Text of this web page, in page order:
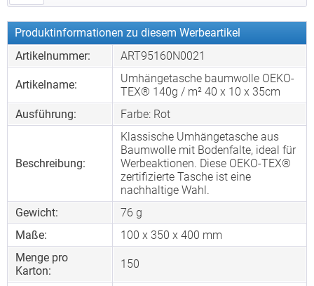
Produktinformationen zu diesem Werbeartikel
Artikelnummer:
ART95160N0021
Artikelname:
Umhängetasche baumwolle OEKO-
TEX® 140g / m² 40 x 10 x 35cm
Ausführung:
Farbe: Rot
Beschreibung:
Klassische Umhängetasche aus
Baumwolle mit Bodenfalte, ideal für
Werbeaktionen. Diese OEKO-TEX®
zertifizierte Tasche ist eine
nachhaltige Wahl.
Gewicht:
76 g
Maße:
100 x 350 x 400 mm
Menge pro
Karton:
150